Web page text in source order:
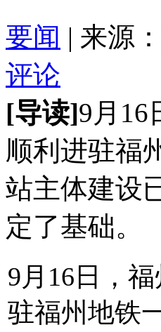
要闻 | 来源
评论
[导读]9月16
顺利进驻福
站主体建设
定了基础。
9月16日，
驻福州地铁